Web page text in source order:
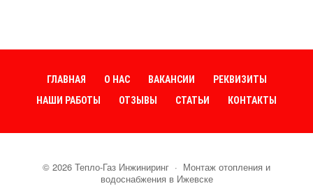
ГЛАВНАЯ О НАС ВАКАНСИИ
РЕКВИЗИТЫ
НАШИ РАБОТЫ
ОТЗЫВЫ СТАТЬИ КОНТАКТЫ
© 2026 Тепло-Газ Инжиниринг · Монтаж отопления и
водоснабжения в Ижевске